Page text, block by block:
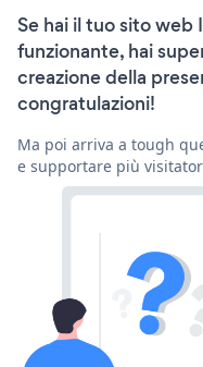
Se hai il tuo sito
funzionante, hai
creazione della
congratulazioni!
Ma poi arriva a tough
e supportare più